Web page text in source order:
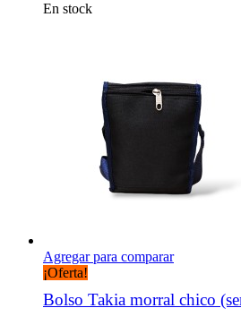
En stock
Agregar para comparar
¡Oferta!
Bolso Takia morral chico